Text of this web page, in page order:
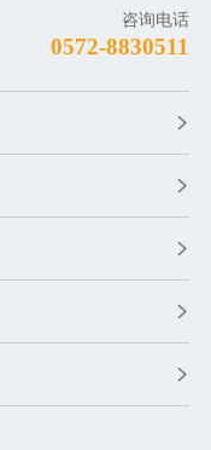
咨询电话
0572-8830511